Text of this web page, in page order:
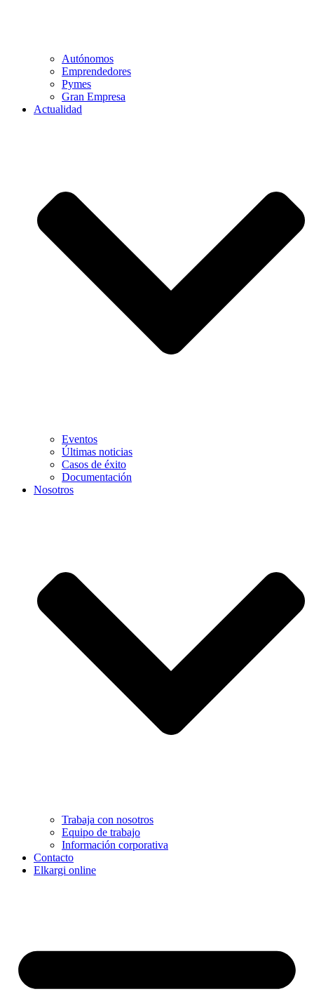
Autónomos
Emprendedores
Pymes
Gran Empresa
Actualidad
Eventos
Últimas noticias
Casos de éxito
Documentación
Nosotros
Trabaja con nosotros
Equipo de trabajo
Información corporativa
Contacto
Elkargi online